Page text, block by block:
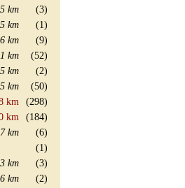
5 km
(3)
km
(1)
km
(9)
km
(52)
km
(2)
5 km
(50)
km
(298)
km
(184)
km
(6)
(1)
km
(3)
km
(2)